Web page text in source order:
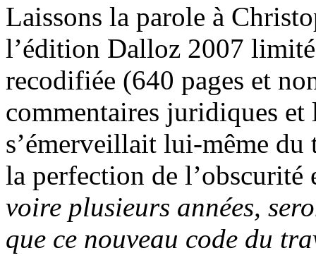
Laissons la parole à
l’édition Dalloz 2007
recodifiée (640 pages et
commentaires juridiques
s’émerveillait lui-même
la perfection de l’obscurité
voire plusieurs années,
que ce nouveau code du